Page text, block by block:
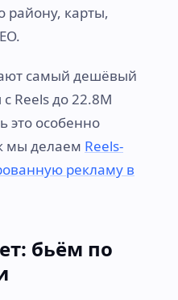
району, карты,
самый дешёвый
Reels до 22.8M
это особенно
мы делаем Reels-
рекламу в
бьём по